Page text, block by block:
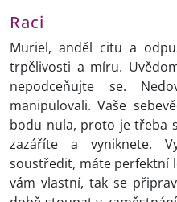
Raci
Muriel, anděl citu a
trpělivosti a míru.
nepodceňujte se.
manipulovali. Vaše
bodu nula, proto je třeba
zazáříte a vyniknete.
soustředit, máte perfektní
vám vlastní, tak se